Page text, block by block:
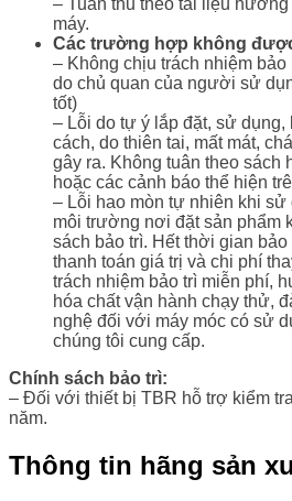
– Tuân thủ theo tài liệu
máy.
Các trường hợp không
– Không chịu trách nhiệm
do chủ quan của người sử
tốt)
– Lỗi do tự ý lắp đặt, sử dụng,
cách, do thiên tai, mất mát,
gây ra. Không tuân theo sách
hoặc các cảnh báo thể hiện
– Lỗi hao mòn tự nhiên khi sử
môi trường nơi đặt sản phẩm
sách bảo trì. Hết thời gian
thanh toán giá trị và chi phí
trách nhiệm bảo trì miễn phí,
hóa chất vận hành chạy thử,
nghệ đối với máy móc có sử
chúng tôi cung cấp.
Chính sách bảo trì:
– Đối với thiết bị TBR hỗ trợ kiểm
năm.
Thông tin hãng sản